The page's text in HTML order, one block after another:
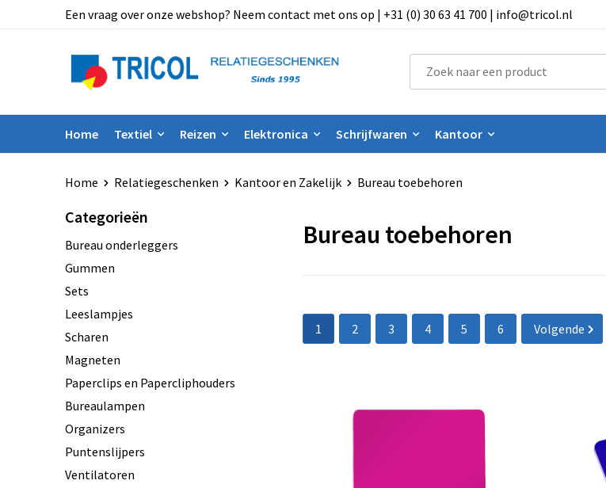
Een vraag over onze webshop? Neem contact met ons op | +31 (0) 30 63 41 700 | info@tricol.nl
Home Textiel Reizen Elektronica Schrijfwaren Kantoor
Home Relatiegeschenken Kantoor en Zakelijk Bureau toebehoren
Categorieën
Bureau onderleggers
Gummen
Sets
Leeslampjes
Scharen
Magneten
Paperclips en Papercliphouders
Bureaulampen
Organizers
Puntenslijpers
Ventilatoren
Bureau toebehoren
1 2 3 4 5 6 Volgende